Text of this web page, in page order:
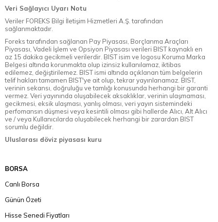
Veri Sağlayıcı Uyarı Notu
Veriler FOREKS Bilgi İletişim Hizmetleri A.Ş. tarafından
sağlanmaktadır.
Foreks tarafından sağlanan Pay Piyasası, Borçlanma Araçları
Piyasası, Vadeli İşlem ve Opsiyon Piyasası verileri BIST kaynaklı en
az 15 dakika gecikmeli verilerdir. BIST isim ve logosu Koruma Marka
Belgesi altında korunmakta olup izinsiz kullanılamaz, iktibas
edilemez, değiştirilemez. BIST ismi altında açıklanan tüm belgelerin
telif hakları tamamen BIST'ye ait olup, tekrar yayınlanamaz. BIST,
verinin sekansı, doğruluğu ve tamlığı konusunda herhangi bir garanti
vermez. Veri yayınında oluşabilecek aksaklıklar, verinin ulaşmaması,
gecikmesi, eksik ulaşması, yanlış olması, veri yayın sistemindeki
perfomansın düşmesi veya kesintili olması gibi hallerde Alıcı, Alt Alıcı
ve / veya Kullanıcılarda oluşabilecek herhangi bir zarardan BIST
sorumlu değildir.
Uluslarası döviz piyasası kuru
BORSA
Canlı Borsa
Günün Özeti
Hisse Senedi Fiyatları